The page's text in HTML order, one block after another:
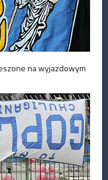
na wyjazdowym